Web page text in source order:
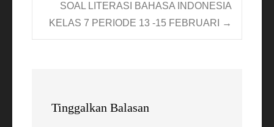
navigation
SOAL LITERASI BAHASA INDONESIA
KELAS 7 PERIODE 13 -15 FEBRUARI
→
Tinggalkan Balasan